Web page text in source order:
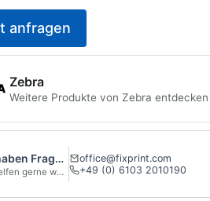
anfragen
Zebra
Weitere Produkte von Zebra entdecken
Sie haben Fragen?
Wir helfen gerne weiter.
office@fixprint.com
+49 (0) 6103 2010190